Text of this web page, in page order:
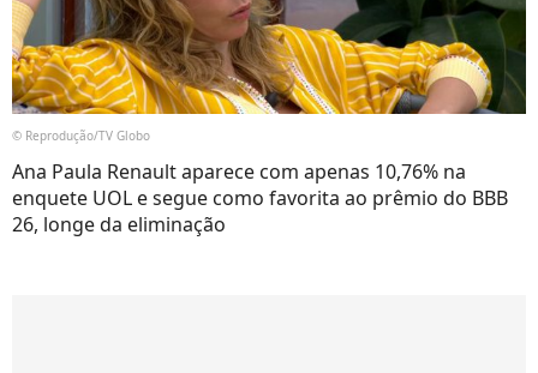
© Reprodução/TV Globo
Ana Paula Renault aparece com apenas 10,76% na
enquete UOL e segue como favorita ao prêmio do BBB
26, longe da eliminação